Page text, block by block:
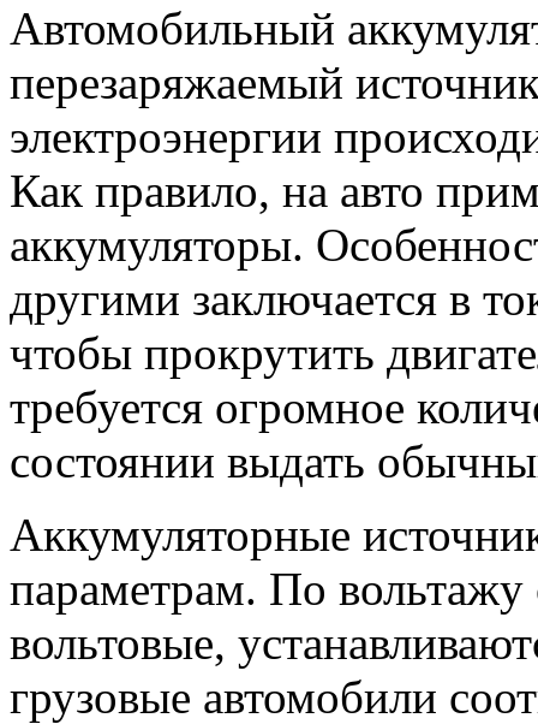
Автомобильный
перезаряжаемый
электроэнергии
Как правило, на авто
аккумуляторы.
другими заключается в
чтобы прокрутить
требуется огромное
состоянии выдать
Аккумуляторные
параметрам. По
вольтовые,
грузовые автомобили